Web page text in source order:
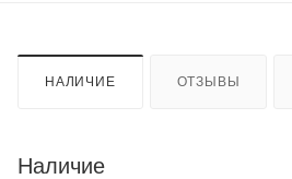
НАЛИЧИЕ ОТЗЫВЫ
Наличие